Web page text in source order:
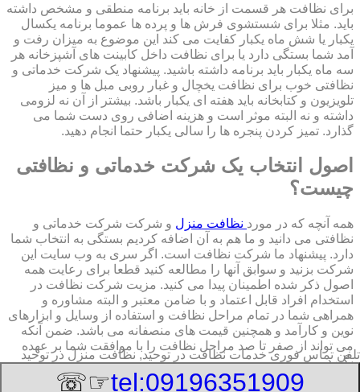
برای نظافت هر قسمت از خانه باید برنامه منطقی و مشخص داشته
باید. مثلا برای شستشوی فرش ها و پرده ها عموما برنامه یکسال
یکبار یا شش ماه یکبار کفایت می کند این موضوع به میزان رفت و
آمد شما بستگی دارد یا برای نظافت داخل کابینت های آشپزخانه هر
سه ماه یکبار باید برنامه داشته باشید. پیشنهاد یک شرکت خدماتی و
نظافتی خوب برای نظافت یخچال و غبار روبی مبل ها و میز
تلویزیون و کتابخانه باید هفته ای یکبار باشد. بیشتر از آن نه لزومی
داشته و نه البته موثر است و هزینه اضافی روی دست شما می
گذارد. تمیز کردن پنجره ها را سالی یکبار حتما انجام دهید.
اصول انتخاب یک شرکت خدماتی و نظافتی
چیست؟
همه آنچه که در مورد نظافت منزل و شرکت شرکت خدماتی و
نظافتی می دانید و ما هم به آن اضافه کردیم بستگی به انتخاب شما
دارد. پیشنهاد ما شرکت نظافت است. اگر سری به وب سایت این
شرکت بزنید و سوابق آنها را مطالعه کنید قطعا برای رعایت همه
اصول ذکر شده اطمینان پیدا می کنید. مزیت شرکت نظافت در
استخدام افراد قابل اعتماد و با ضامن معتبر و البته مشاوره و
همراهی شما در تمام مراحل نظافت و استفاده از وسایل و ابزارهای
نوین و کارآمد و همچنین قیمت های منصفانه می باشد. ضمن آنکه
می تواند از صفر تا صد مراحل نظافت را با موافقت شما بر عهده
بگیرد.
8/7/2026 8:21:19 PM
تلفن تماس فوریخدمات نظافت در توحید, نظافت منزل در توحید
tel:09196351909
☞☏